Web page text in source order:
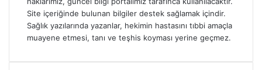
Site içeriğinde bulunan bilgiler destek sağlamak içindir.
Sağlık yazılarında yazanlar, hekimin hastasını tıbbi amaçla
muayene etmesi, tanı ve teşhis koyması yerine geçmez.